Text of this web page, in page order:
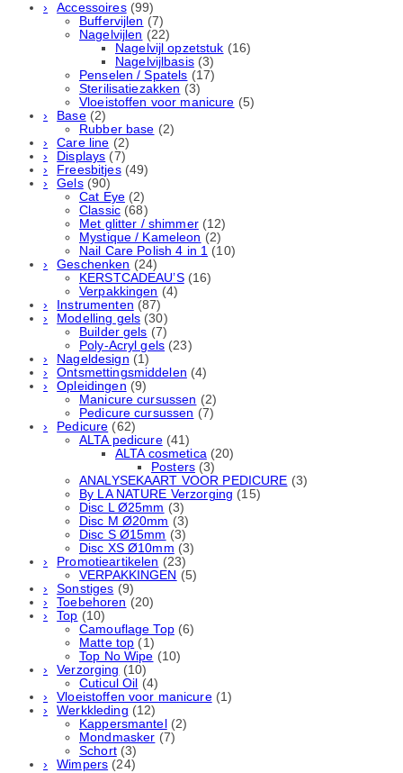
Accessoires (99)
Buffervijlen (7)
Nagelvijlen (22)
Nagelvijl opzetstuk (16)
Nagelvijlbasis (3)
Penselen / Spatels (17)
Sterilisatiezakken (3)
Vloeistoffen voor manicure (5)
Base (2)
Rubber basе (2)
Care line (2)
Displays (7)
Freesbitjes (49)
Gels (90)
Cat Eye (2)
Classic (68)
Met glitter / shimmer (12)
Mystique / Kameleon (2)
Nail Care Polish 4 in 1 (10)
Geschenken (24)
KERSTCADEAU’S (16)
Verpakkingen (4)
Instrumenten (87)
Modelling gels (30)
Builder gels (7)
Poly-Acryl gels (23)
Nageldesign (1)
Ontsmettingsmiddelen (4)
Opleidingen (9)
Manicure cursussen (2)
Pedicure cursussen (7)
Pedicure (62)
ALTA pedicure (41)
ALTA cosmetica (20)
Posters (3)
ANALYSEKAART VOOR PEDICURE (3)
By LA NATURE Verzorging (15)
Disc L Ø25mm (3)
Disc M Ø20mm (3)
Disc S Ø15mm (3)
Disc XS Ø10mm (3)
Promotieartikelen (23)
VERPAKKINGEN (5)
Sonstiges (9)
Toebehoren (20)
Top (10)
Camouflage Top (6)
Matte top (1)
Top No Wipe (10)
Verzorging (10)
Cuticul Oil (4)
Vloeistoffen voor manicure (1)
Werkkleding (12)
Kappersmantel (2)
Mondmasker (7)
Schort (3)
Wimpers (24)